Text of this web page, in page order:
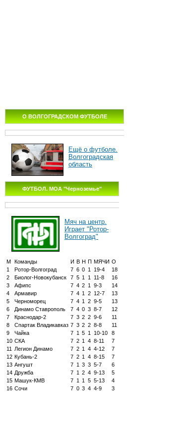
О ВОЛГОГРАДСКОМ ФУТБОЛЕ
Ещё о футболе.
Волгоградская
область
ФУТБОЛ. МОА "Черноземье"
Мяч на центр.
Играет "Ротор-
Волгоград"
М Команды И В Н П МЯЧИ О
1
Ротор-Волгоград 7 6 0 1 19-4
18
2
Биолог-Новокубанск 7 5 1 1 11-8
16
3
Афипс 7 4 2 1 9-3
14
4
Армавир 7 4 1 2 12-7
13
5
Черноморец 7 4 1 2 9-5
13
6
Динамо Ставрополь 7 4 0 3 8-7
12
7
Краснодар-2 7 3 2 2 9-6
11
8
Спартак Владикавказ 7 3 2 2 8-8
11
9
Чайка 7 1 5 1 10-10
8
10 СКА 7 2 1 4 8-11
7
11
Легион Динамо 7 2 1 4 4-12
7
12 Кубань-2 7 2 1 4 8-15
7
13 Ангушт 7 1 3 3 5-7
6
14 Дружба 7 1 2 4 9-13
5
15 Машук-КМВ 7 1 1 5 5-13
4
16 Сочи 7 0 3 4 4-9 3